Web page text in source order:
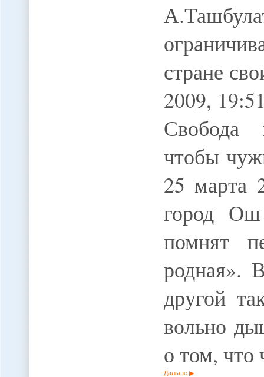
стране
2009,
Свобода
чтобы
25 марта
город
помнят
родная».
другой
вольно
о том,
Дальше